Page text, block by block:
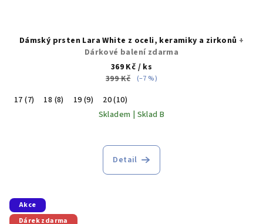
Dámský prsten Lara White z oceli, keramiky a zirkonů +
Dárkové balení zdarma
369 Kč / ks
399 Kč
(–7 %)
17 (7) 18 (8) 19 (9)
20 (10)
Skladem | Sklad B
Detail
Akce
Dárek zdarma